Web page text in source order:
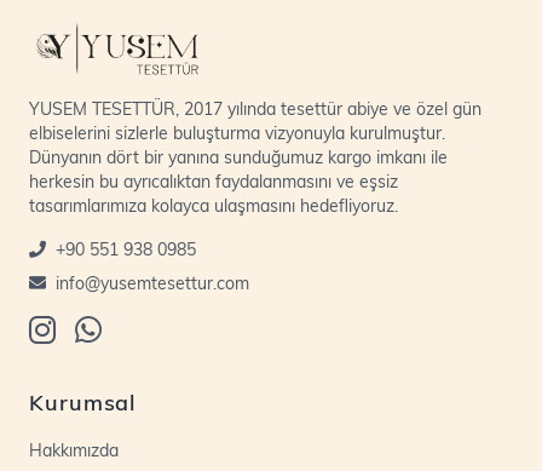
YUSEM TESETTÜR, 2017 yılında tesettür abiye ve özel gün
elbiselerini sizlerle buluşturma vizyonuyla kurulmuştur.
Dünyanın dört bir yanına sunduğumuz kargo imkanı ile
herkesin bu ayrıcalıktan faydalanmasını ve eşsiz
tasarımlarımıza kolayca ulaşmasını hedefliyoruz.
+90 551 938 0985
info@yusemtesettur.com
Kurumsal
Hakkımızda